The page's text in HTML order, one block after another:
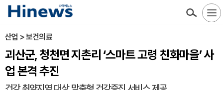
산업 > 보건의료
괴산군, 청천면 지촌리 ‘스마트 고령 친화마을’ 사
업 본격 추진